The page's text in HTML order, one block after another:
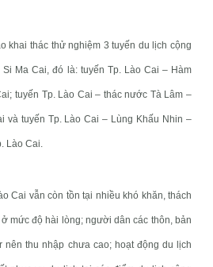
khai thác thử nghiệm 3 tuyến du lịch cộng
Ma Cai, đó là: tuyến Tp. Lào Cai – Hàm
tuyến Tp. Lào Cai – thác nước Tà Lâm –
và tuyến Tp. Lào Cai – Lùng Khấu Nhin –
Lào Cai.
Cai vẫn còn tồn tại nhiều khó khăn, thách
mức độ hài lòng; người dân các thôn, bản
thu nhập chưa cao; hoạt động du lịch